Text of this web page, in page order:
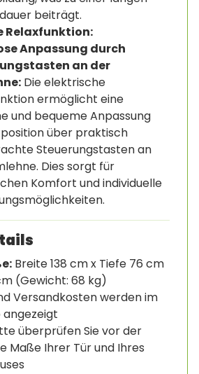
beiträgt.
Relaxfunktion:
Anpassung durch
an der
Die elektrische
ermöglicht eine
und bequeme Anpassung
über praktisch
Steuerungstasten an
Dies sorgt für
Komfort und individuelle
Breite 138 cm x Tiefe 76 cm
(Gewicht: 68 kg)
Versandkosten werden im
überprüfen Sie vor der
Maße Ihrer Tür und Ihres